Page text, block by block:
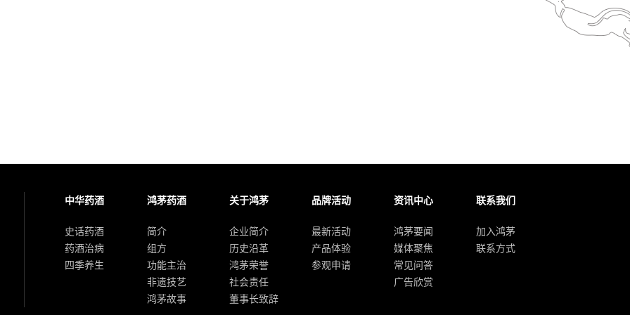
中华药酒
史话药酒
药酒治病
四季养生
鸿茅药酒
简介
组方
功能主治
非遗技艺
鸿茅故事
关于鸿茅
企业简介
历史沿革
鸿茅荣誉
社会责任
董事长致辞
品牌活动
最新活动
产品体验
参观申请
资讯中心
鸿茅要闻
媒体聚焦
常见问答
广告欣赏
联系我们
加入鸿茅
联系方式